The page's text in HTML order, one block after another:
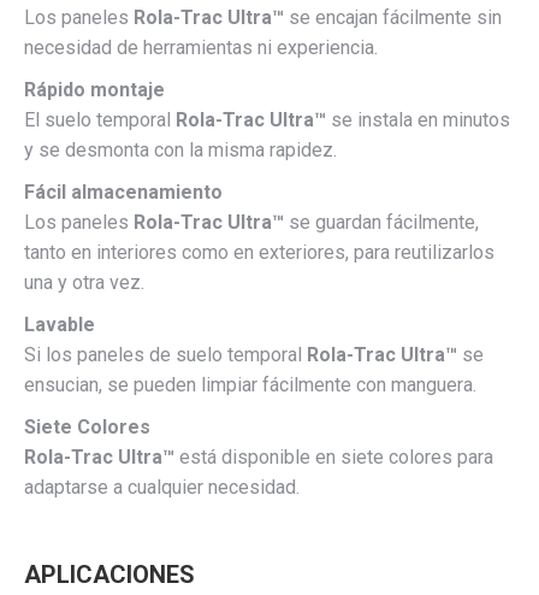
Los paneles Rola-Trac Ultra™ se encajan fácilmente sin
necesidad de herramientas ni experiencia.
Rápido montaje
El suelo temporal Rola-Trac Ultra™ se instala en minutos
y se desmonta con la misma rapidez.
Fácil almacenamiento
Los paneles Rola-Trac Ultra™ se guardan fácilmente,
tanto en interiores como en exteriores, para reutilizarlos
una y otra vez.
Lavable
Si los paneles de suelo temporal Rola-Trac Ultra™ se
ensucian, se pueden limpiar fácilmente con manguera.
Siete Colores
Rola-Trac Ultra™ está disponible en siete colores para
adaptarse a cualquier necesidad.
APLICACIONES